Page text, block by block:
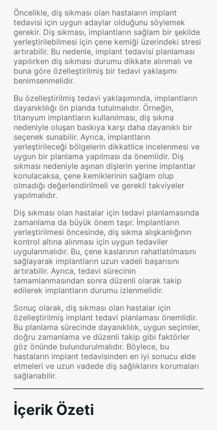
Öncelikle, diş sıkması olan hastaların implant
tedavisi için uygun adaylar olduğunu söylemek
gerekir. Diş sıkması, implantların sağlam bir şekilde
yerleştirilebilmesi için çene kemiği üzerindeki stresi
artırabilir. Bu nedenle, implant tedavisi planlaması
yapılırken diş sıkması durumu dikkate alınmalı ve
buna göre özelleştirilmiş bir tedavi yaklaşımı
benimsenmelidir.
Bu özelleştirilmiş tedavi yaklaşımında, implantların
dayanıklılığı ön planda tutulmalıdır. Örneğin,
titanyum implantların kullanılması, diş sıkma
nedeniyle oluşan baskıya karşı daha dayanıklı bir
seçenek sunabilir. Ayrıca, implantların
yerleştirileceği bölgelerin dikkatlice incelenmesi ve
uygun bir planlama yapılması da önemlidir. Diş
sıkması nedeniyle aşınan dişlerin yerine implantlar
konulacaksa, çene kemiklerinin sağlam olup
olmadığı değerlendirilmeli ve gerekli takviyeler
yapılmalıdır.
Diş sıkması olan hastalar için tedavi planlamasında
zamanlama da büyük önem taşır. İmplantların
yerleştirilmesi öncesinde, diş sıkma alışkanlığının
kontrol altına alınması için uygun tedaviler
uygulanmalıdır. Bu, çene kaslarının rahatlatılmasını
sağlayarak implantların uzun vadeli başarısını
artırabilir. Ayrıca, tedavi sürecinin
tamamlanmasından sonra düzenli olarak takip
edilerek implantların durumu izlenmelidir.
Sonuç olarak, diş sıkması olan hastalar için
özelleştirilmiş implant tedavi planlaması önemlidir.
Bu planlama sürecinde dayanıklılık, uygun seçimler,
doğru zamanlama ve düzenli takip gibi faktörler
göz önünde bulundurulmalıdır. Böylece, bu
hastaların implant tedavisinden en iyi sonucu elde
etmeleri ve uzun vadede diş sağlıklarını korumaları
sağlanabilir.
İçerik Özeti